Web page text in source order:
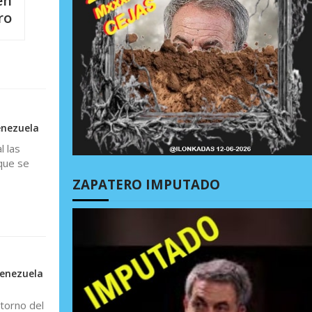
las
se
del
ZAPATERO IMPUTADO